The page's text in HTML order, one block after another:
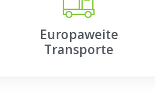
Europaweite
Transporte